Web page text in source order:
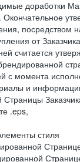
доработки
от
считается
момента
и
Страницы
.eps,
стиля